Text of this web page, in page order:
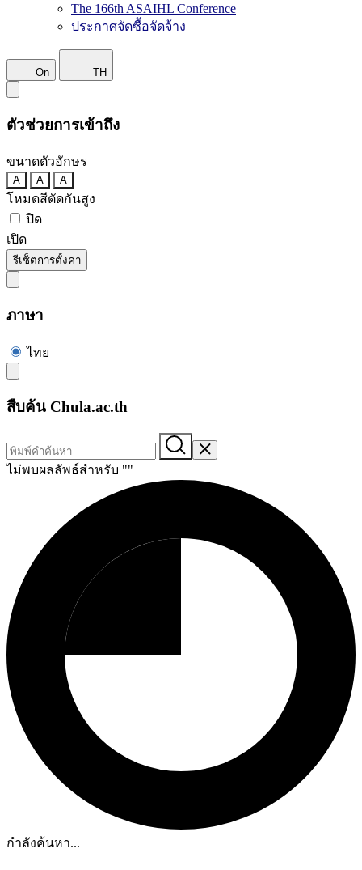
The 166th ASAIHL Conference
ประกาศจัดซื้อจัดจ้าง
On TH
ตัวช่วยการเข้าถึง
ขนาดตัวอักษร
A A A
โหมดสีตัดกันสูง
ปิด
เปิด
รีเซ็ตการตั้งค่า
ภาษา
ไทย
สืบค้น Chula.ac.th
ไม่พบผลลัพธ์สำหรับ ""
กำลังค้นหา...